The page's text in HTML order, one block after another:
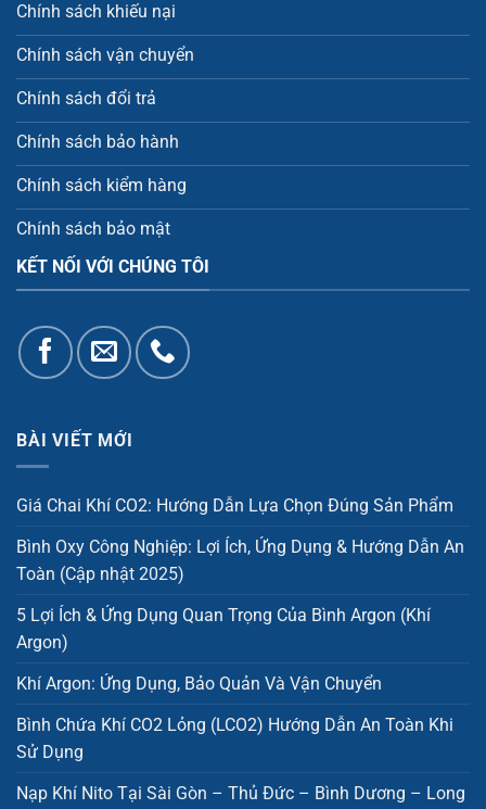
Chính sách khiếu nại
Chính sách vận chuyển
Chính sách đổi trả
Chính sách bảo hành
Chính sách kiểm hàng
Chính sách bảo mật
KẾT NỐI VỚI CHÚNG TÔI
BÀI VIẾT MỚI
Giá Chai Khí CO2: Hướng Dẫn Lựa Chọn Đúng Sản Phẩm
Bình Oxy Công Nghiệp: Lợi Ích, Ứng Dụng & Hướng Dẫn An
Toàn (Cập nhật 2025)
5 Lợi Ích & Ứng Dụng Quan Trọng Của Bình Argon (Khí
Argon)
Khí Argon: Ứng Dụng, Bảo Quản Và Vận Chuyển
Bình Chứa Khí CO2 Lỏng (LCO2) Hướng Dẫn An Toàn Khi
Sử Dụng
Nạp Khí Nito Tại Sài Gòn – Thủ Đức – Bình Dương – Long